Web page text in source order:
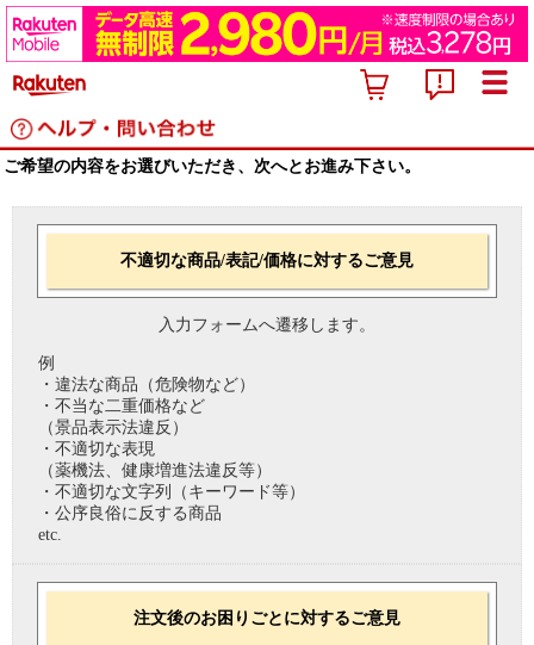
ご希望の内容をお選びいただき、次へとお進み下さい。
不適切な商品/表記/価格に対するご意見
入力フォームへ遷移します。
例
・違法な商品（危険物など）
・不当な二重価格など
（景品表示法違反）
・不適切な表現
（薬機法、健康増進法違反等）
・不適切な文字列（キーワード等）
・公序良俗に反する商品
etc.
注文後のお困りごとに対するご意見